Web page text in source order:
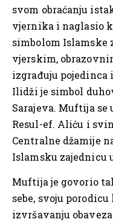
svom obraćanju
vjernika i naglasio
simbolom Islamske
vjerskim,
izgrađuju pojedinca
Ilidži je simbol
Sarajeva. Muftija se
Resul-ef. Aliću i
Centralne džamije
Islamsku zajednicu
Muftija je govorio
sebe, svoju
izvršavanju